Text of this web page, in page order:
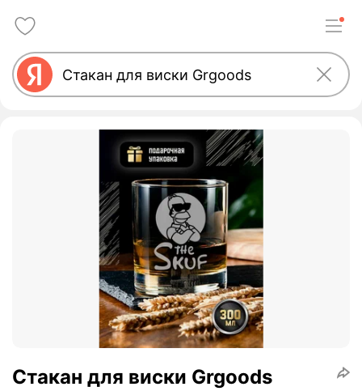
Стакан для виски Grgoods